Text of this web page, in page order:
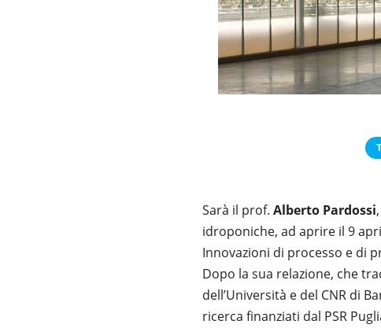
Sarà il prof. Alberto Pardossi
idroponiche, ad aprire il 9
Innovazioni di processo e di
Dopo la sua relazione, che
dell’Università e del CNR di
ricerca finanziati dal PSR